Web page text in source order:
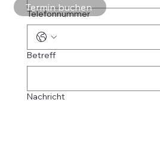
Telefonnummer
Betreff
Nachricht
Termin buchen